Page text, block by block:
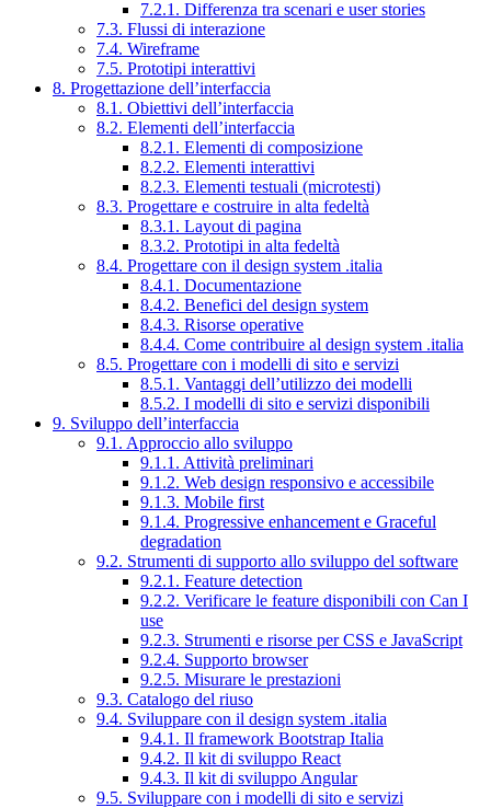
7.2.1. Differenza tra scenari e user stories
7.3. Flussi di interazione
7.4. Wireframe
7.5. Prototipi interattivi
8. Progettazione dell’interfaccia
8.1. Obiettivi dell’interfaccia
8.2. Elementi dell’interfaccia
8.2.1. Elementi di composizione
8.2.2. Elementi interattivi
8.2.3. Elementi testuali (microtesti)
8.3. Progettare e costruire in alta fedeltà
8.3.1. Layout di pagina
8.3.2. Prototipi in alta fedeltà
8.4. Progettare con il design system .italia
8.4.1. Documentazione
8.4.2. Benefici del design system
8.4.3. Risorse operative
8.4.4. Come contribuire al design system .italia
8.5. Progettare con i modelli di sito e servizi
8.5.1. Vantaggi dell’utilizzo dei modelli
8.5.2. I modelli di sito e servizi disponibili
9. Sviluppo dell’interfaccia
9.1. Approccio allo sviluppo
9.1.1. Attività preliminari
9.1.2. Web design responsivo e accessibile
9.1.3. Mobile first
9.1.4. Progressive enhancement e Graceful
degradation
9.2. Strumenti di supporto allo sviluppo del software
9.2.1. Feature detection
9.2.2. Verificare le feature disponibili con Can I
use
9.2.3. Strumenti e risorse per CSS e JavaScript
9.2.4. Supporto browser
9.2.5. Misurare le prestazioni
9.3. Catalogo del riuso
9.4. Sviluppare con il design system .italia
9.4.1. Il framework Bootstrap Italia
9.4.2. Il kit di sviluppo React
9.4.3. Il kit di sviluppo Angular
9.5. Sviluppare con i modelli di sito e servizi